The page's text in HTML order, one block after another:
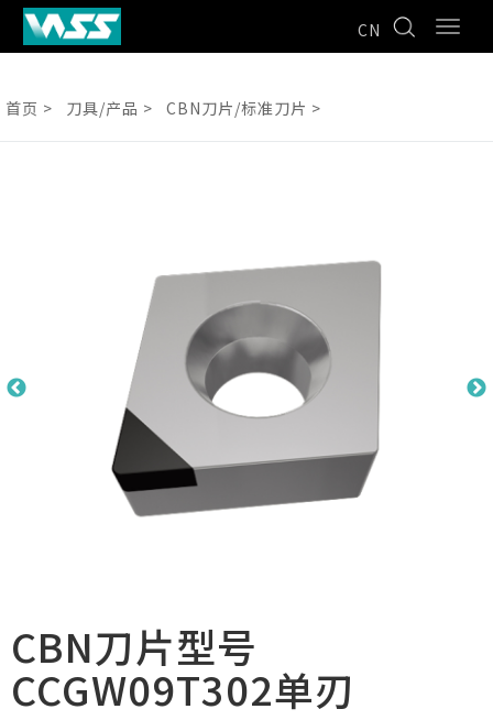
CN
首页 > 刀具/产品 > CBN刀片/标准刀片 >
CBN刀片型号
CCGW09T302单刃